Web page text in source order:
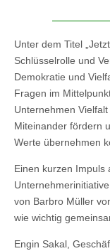
Unter dem Titel
Schlüsselrolle und
Demokratie und
Fragen im
Unternehmen
Miteinander fördern
Werte übernehmen
Einen kurzen Impuls
von Barbro Müller
wie wichtig
Engin Sakal,